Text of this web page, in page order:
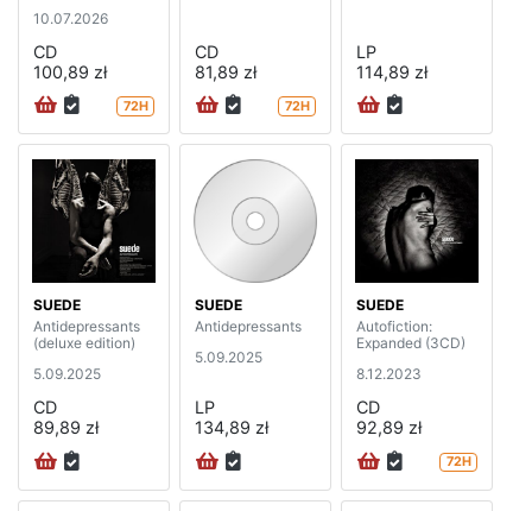
10.07.2026
CD
100,89 zł
72H
CD
81,89 zł
72H
LP
114,89 zł
SUEDE
Antidepressants
(deluxe edition)
5.09.2025
CD
89,89 zł
SUEDE
Antidepressants
5.09.2025
LP
134,89 zł
SUEDE
Autofiction:
Expanded (3CD)
8.12.2023
CD
92,89 zł
72H